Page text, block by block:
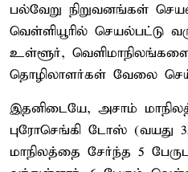
பல்வேறு நிறுவனங்கள்
வெள்ளியூரில் செயல்பட்டு
உள்ளூர்,
தொழிலாளர்கள் வேலை
இதனிடையே, அசாம்
புரோசெங்கி டோஸ் (வயது
மாநிலத்தை சேர்ந்த 5